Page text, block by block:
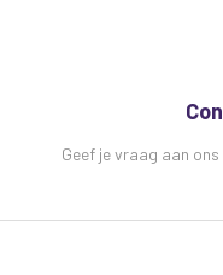
Geef je vraag aan